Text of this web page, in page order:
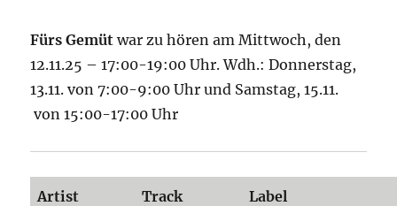
Fürs Gemütwar zu hören am Mittwoch, den
12.11.25 – 17:00-19:00 Uhr. Wdh.: Donnerstag,
13.11. von 7:00-9:00 Uhr und Samstag, 15.11.
von 15:00-17:00 Uhr
Artist Track Label